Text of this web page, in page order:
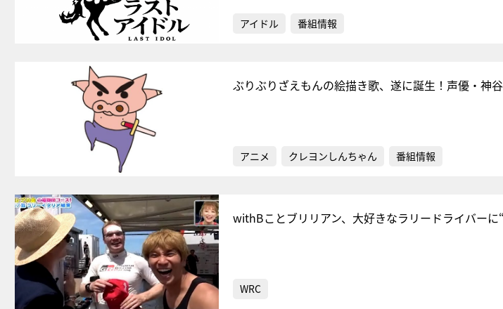
アイドル 番組情報
ぶりぶりざえもんの絵描き歌、遂に誕生！声優・神
アニメ クレヨンしんちゃん 番組情報
withBことブリリアン、大好きなラリードライバーに
WRC